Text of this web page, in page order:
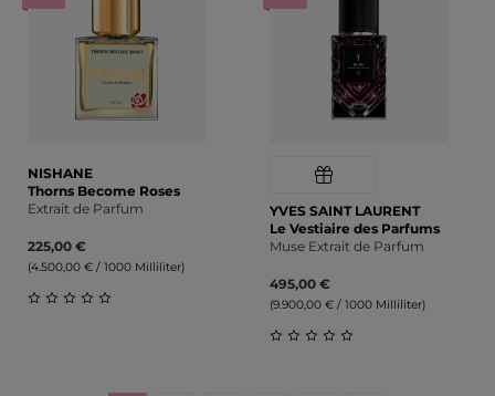
NISHANE
Thorns Become Roses
Extrait de Parfum
225,00 €
(4.500,00 € / 1000 Milliliter)
Durchschnittliche Bewertung von 0 von 5 Sternen
YVES SAINT LAURENT
Le Vestiaire des Parfums
Muse Extrait de Parfum
495,00 €
(9.900,00 € / 1000 Milliliter)